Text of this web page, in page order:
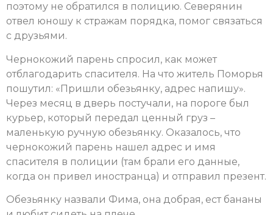
поэтому не обратился в полицию. Северянин
отвел юношу к стражам порядка, помог связаться
с друзьями.
Чернокожий парень спросил, как может
отблагодарить спасителя. На что житель Поморья
пошутил: «Пришли обезьянку, адрес напишу».
Через месяц в дверь постучали, на пороге был
курьер, который передал ценный груз –
маленькую ручную обезьянку. Оказалось, что
чернокожий парень нашел адрес и имя
спасителя в полиции (там брали его данные,
когда он привел иностранца) и отправил презент.
Обезьянку назвали Фима, она добрая, ест бананы